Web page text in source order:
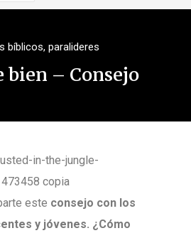
bíblicos, paralideres
bien – Consejo
este consejo con los
y jóvenes. ¿Cómo